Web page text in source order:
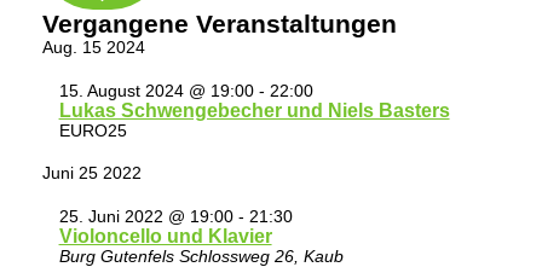
Vergangene Veranstaltungen
Aug. 15 2024
15. August 2024 @ 19:00- 22:00
Lukas Schwengebecher und Niels Basters
EURO25
Juni 25 2022
25. Juni 2022 @ 19:00- 21:30
Violoncello und Klavier
Burg Gutenfels Schlossweg 26, Kaub